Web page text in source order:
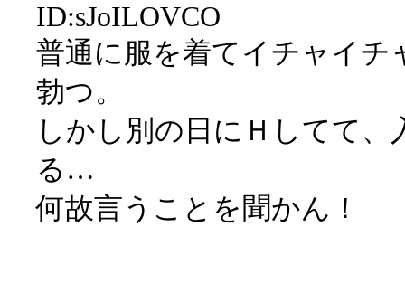
ID:sJoILOVCO
普通に服を着てイチャイチ
勃つ。
しかし別の日にＨしてて
る…
何故言うことを聞かん！